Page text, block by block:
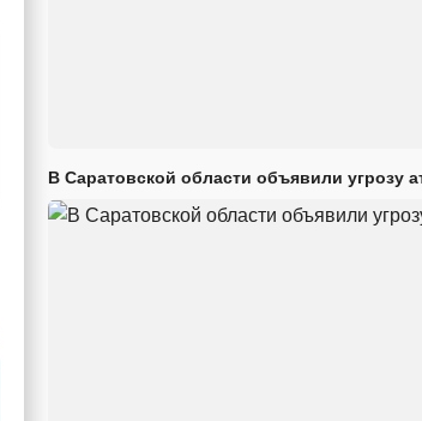
В Саратовской области объявили угрозу